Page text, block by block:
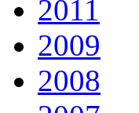
2011
2009
2008